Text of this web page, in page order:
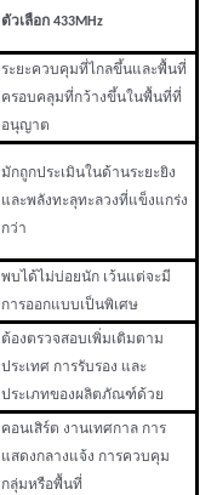
ตัวเลือก 433MHz
ระยะควบคุมที่ไกลขึ้นและพื้นที่
ครอบคลุมที่กว้างขึ้นในพื้นที่ที่
อนุญาต
มักถูกประเมินในด้านระยะยิง
และพลังทะลุทะลวงที่แข็งแกร่ง
กว่า
พบได้ไม่บ่อยนัก เว้นแต่จะมี
การออกแบบเป็นพิเศษ
ต้องตรวจสอบเพิ่มเติมตาม
ประเทศ การรับรอง และ
ประเภทของผลิตภัณฑ์ด้วย
คอนเสิร์ต งานเทศกาล การ
แสดงกลางแจ้ง การควบคุม
กลุ่มหรือพื้นที่